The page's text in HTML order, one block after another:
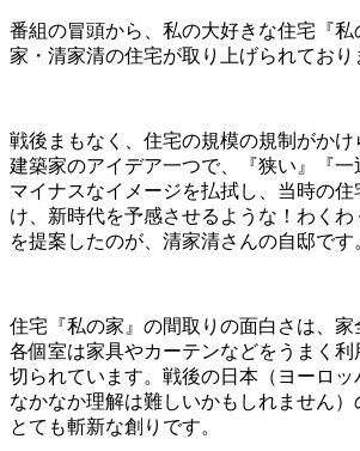
番組の冒頭から、私の大好きな住宅『
家・清家清の住宅が取り上げられており
戦後まもなく、住宅の規模の規制がかけ
建築家のアイデア一つで、『狭い』『
マイナスなイメージを払拭し、当時の住
け、新時代を予感させるような！わく
を提案したのが、清家清さんの自邸です
住宅『私の家』の間取りの面白さは、家
各個室は家具やカーテンなどをうまく
切られています。戦後の日本（ヨーロッ
なかなか理解は難しいかもしれません）
とても斬新な創りです。